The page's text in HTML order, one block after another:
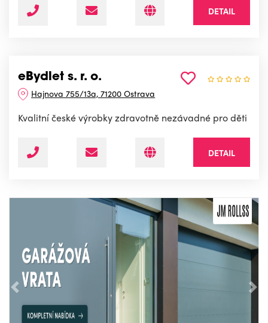
DETAIL
eBydlet s. r. o.
Hajnova 755/13a, 71200 Ostrava
Kvalitní české výrobky zdravotně nezávadné pro děti
DETAIL
Předchozí